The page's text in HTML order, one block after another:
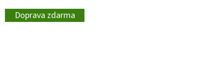
Doprava zdarma